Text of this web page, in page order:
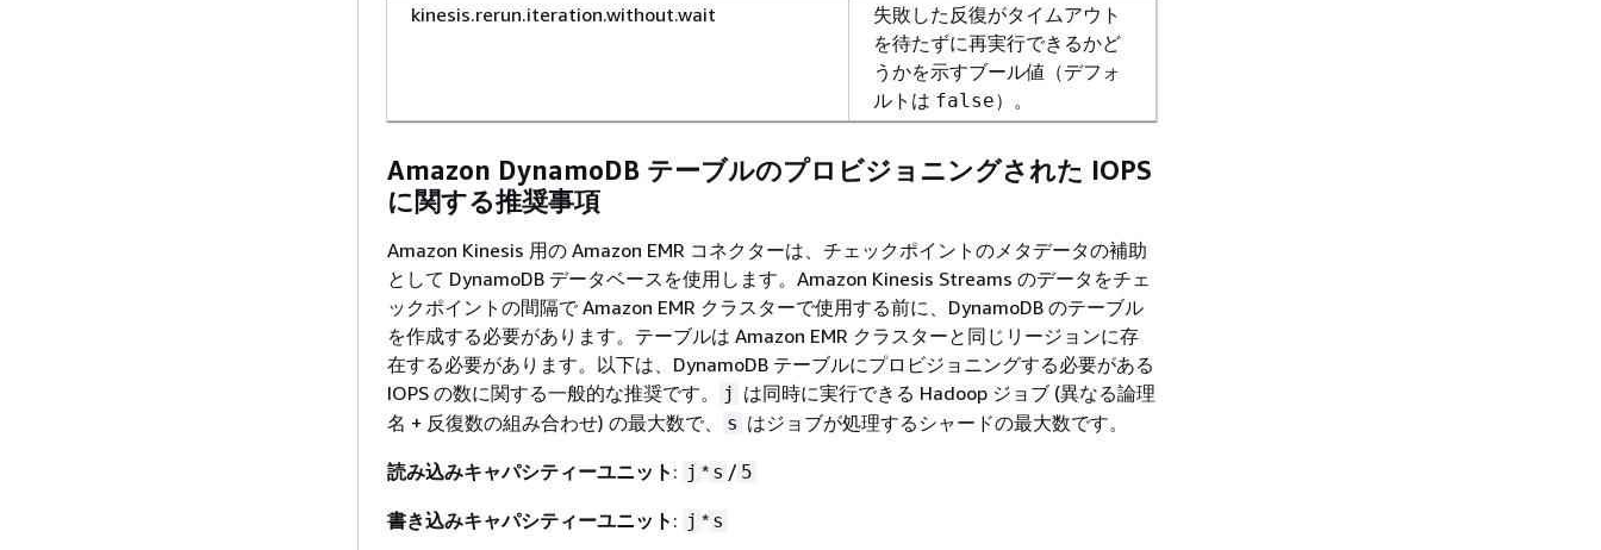
kinesis.rerun.iteration.without.wait
失敗した反復がタイムアウト
を待たずに再実行できるかど
うかを示すブール値（デフォ
ルトは false）。
Amazon DynamoDB テーブルのプロビジョニングされた IOPS
に関する推奨事項
Amazon Kinesis 用の Amazon EMR コネクターは、チェックポイントのメタデータの補助
として DynamoDB データベースを使用します。Amazon Kinesis Streams のデータをチェ
ックポイントの間隔で Amazon EMR クラスターで使用する前に、DynamoDB のテーブル
を作成する必要があります。テーブルは Amazon EMR クラスターと同じリージョンに存
在する必要があります。以下は、DynamoDB テーブルにプロビジョニングする必要がある
IOPS の数に関する一般的な推奨です。
j は同時に実行できる Hadoop ジョブ (異なる論理
名 + 反復数の組み合わせ) の最大数で、
s はジョブが処理するシャードの最大数です。
読み込みキャパシティーユニット : j * s / 5
書き込みキャパシティーユニット : j * s